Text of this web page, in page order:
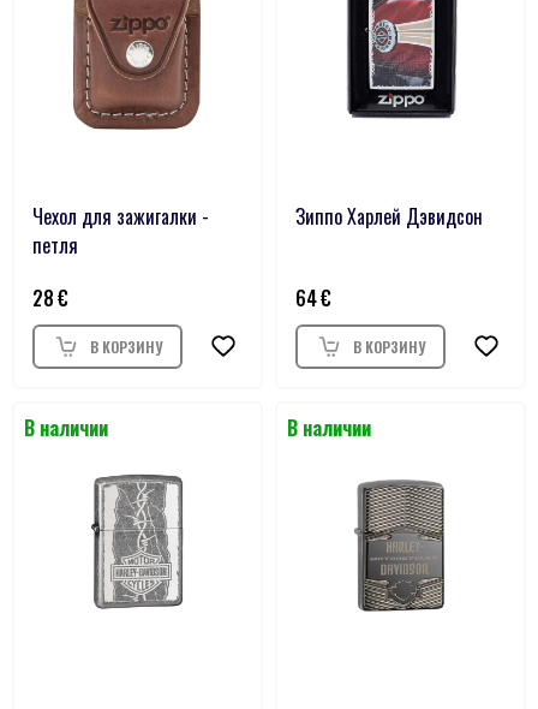
Чехол для зажигалки -
петля
28
Зиппо Харлей Дэвидсон
64